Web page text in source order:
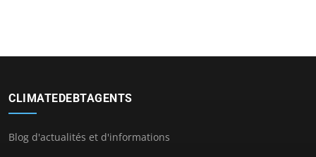
CLIMATEDEBTAGENTS
Blog d'actualités et d'informations